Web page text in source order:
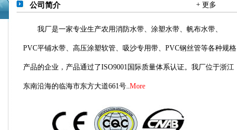
公司简介 + 更多
我厂是一家专业生产农用消防水带、涂塑水带、帆布水带、
PVC平铺水带、高压涂塑软管、吸沙专用带、PVC钢丝管等各种规格
产品的企业，产品通过了ISO9001国际质量体系认证。我厂位于浙江
东南沿海的临海市东方大道661号..More